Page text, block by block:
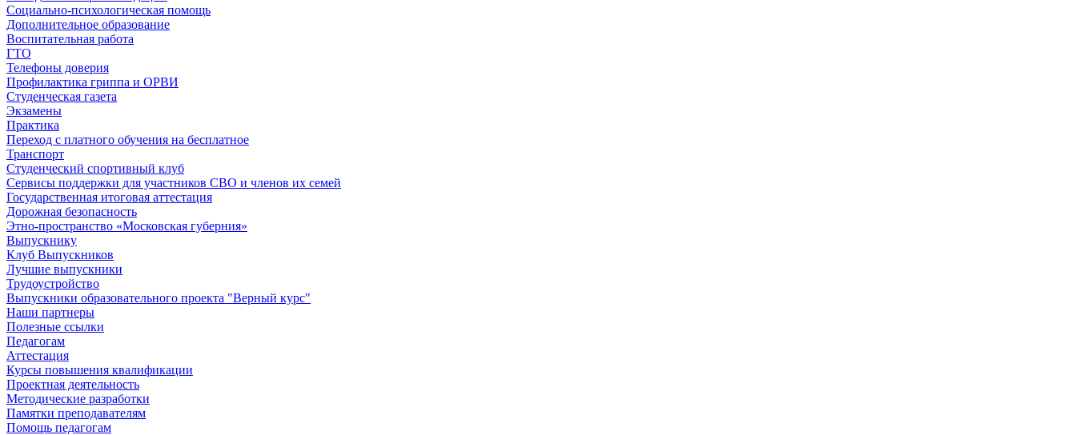
Социально-психологическая помощь
Дополнительное образование
Воспитательная работа
ГТО
Телефоны доверия
Профилактика гриппа и ОРВИ
Cтуденческая газета
Экзамены
Практика
Переход с платного обучения на бесплатное
Транспорт
Студенческий спортивный клуб
Сервисы поддержки для участников СВО и членов их семей
Государственная итоговая аттестация
Дорожная безопасность
Этно-пространство «Московская губерния»
Выпускнику
Клуб Выпускников
Лучшие выпускники
Трудоустройство
Выпускники образовательного проекта "Верный курс"
Наши партнеры
Полезные ссылки
Педагогам
Аттестация
Курсы повышения квалификации
Проектная деятельность
Методические разработки
Памятки преподавателям
Помощь педагогам